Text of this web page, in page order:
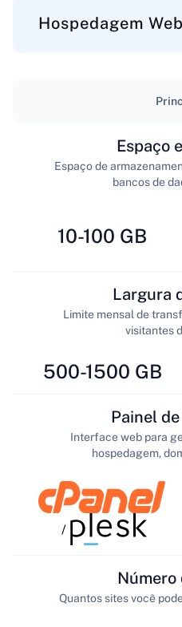
Hospedagem Web
10-100 GB
Espaço
Espaço de
bancos de
500-1500 GB
Largura
Limite mensal de
visitantes
/
Painel
Interface web para
hospedagem,
Número
Quantos sites você